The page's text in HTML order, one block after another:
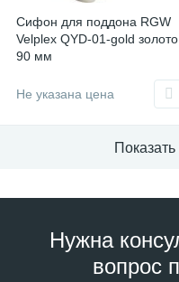
Сифон для поддона RGW
Velplex QYD-01-gold золото
90 мм
Не указана цена
Нужна
вопрос